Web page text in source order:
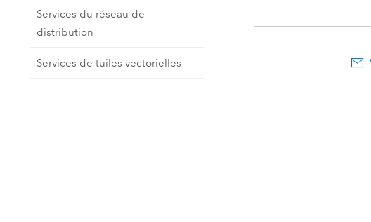
Services du réseau de
distribution
Services de tuiles vectorielles